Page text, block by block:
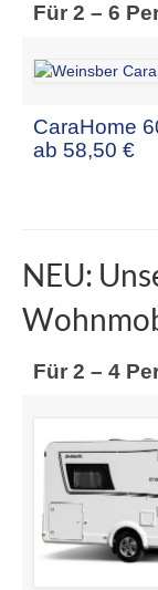
Für 2 – 6
CaraHome
ab 58,50 €
NEU:
Für 2 – 4